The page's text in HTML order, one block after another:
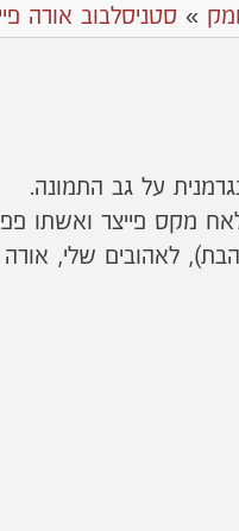
» סטניסלבוב אורה
על גב התמונה.
מקס פייצר ואשתו
לאהובים שלי, אורה